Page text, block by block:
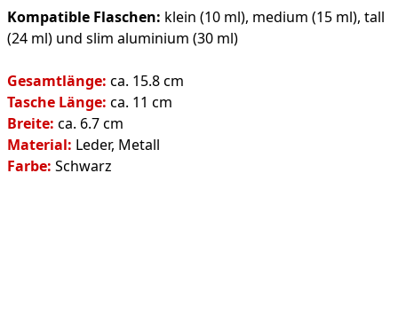
Kompatible Flaschen: klein (10 ml), medium (15 ml), tall
(24 ml) und slim aluminium (30 ml)
Gesamtlänge: ca. 15.8 cm
Tasche Länge: ca. 11 cm
Breite: ca. 6.7 cm
Material: Leder, Metall
Farbe: Schwarz